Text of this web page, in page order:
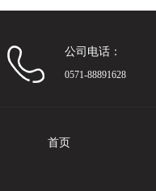
公司电话：
0571-88891628
首页